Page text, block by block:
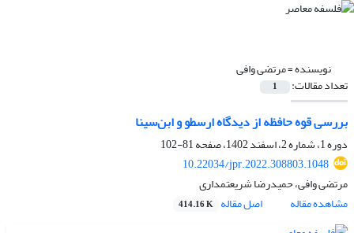
نویسنده =مرتضی وافی
تعداد مقالات: 1
بررسی قوه حافظه از دیدگاه ارسطو و ابن‌سینا
دوره 1، شماره 2، اسفند 1402، صفحه
81-102
10.22034/jpr.2022.308803.1048
مرتضی وافی، حمیدرضا شریعتمداری
مشاهده مقاله
اصل مقاله 414.16 K